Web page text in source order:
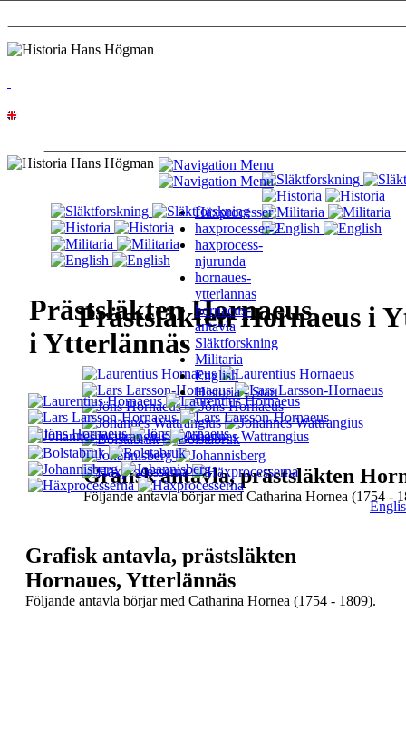
Grafisk antavla, prästsläkten
Följande antavla börjar med Catharina Hornea (1754 -
Prästsläkten Hornaeus i
Grafisk antavla, prästsläkten
Hornaues, Ytterlännäs
Följande antavla börjar med Catharina Hornea (1754 - 1809).
Prästsläkten Hornaeus
i Ytterlännäs
Häxprocesser
haxprocesser-2
haxprocess-
njurunda
hornaues-
ytterlannas
hornaeus-
antavla
Släktforskning
Militaria
English
Historia - Start